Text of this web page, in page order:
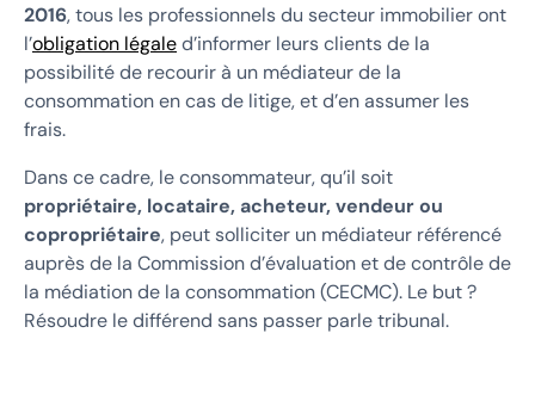
2016, tous les professionnels du secteur immobilier ont
l’obligation légaled’informer leurs clients de la
possibilité de recourir à un médiateur de la
consommation en cas de litige, et d’en assumer les
frais.
Dans ce cadre, le consommateur, qu’il soit
propriétaire, locataire, acheteur, vendeur ou
copropriétaire, peut solliciter un médiateur référencé
auprès de la Commission d’évaluation et de contrôle de
la médiation de la consommation (CECMC). Le but ?
Résoudre le différend sans passer parle tribunal.